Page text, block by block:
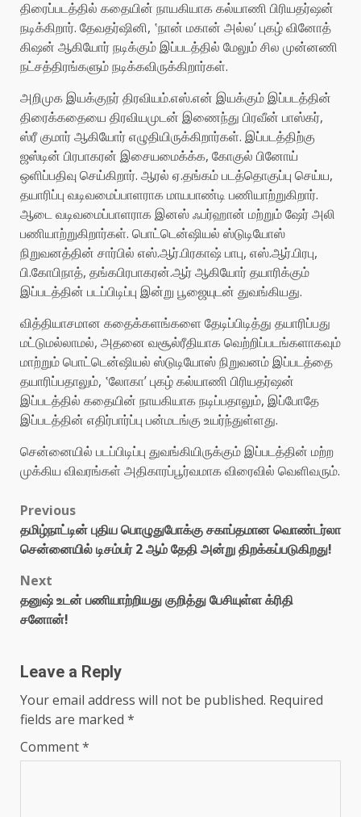
திரைப்படத்தில் கதையின் நாயகியாக கல்யாணி பிரியதர்ஷன்
நடிக்கிறார். தேவதர்ஷினி, ‛நான் மகான் அல்ல’ புகழ் வினோத்
கிஷன் ஆகியோர் நடிக்கும் இப்படத்தில் மேலும் சில முன்னணி
நட்சத்திரங்களும் நடிக்கவிருக்கிறார்கள்.
அறிமுக இயக்குநர் திரவியம்.எஸ்.என் இயக்கும் இப்படத்தின்
திரைக்கதையை திரவியமுடன் இணைந்து பிரவீன் பாஸ்கர்,
ஸ்ரீ குமார் ஆகியோர் எழுதியிருக்கிறார்கள். இப்படத்திற்கு
ஜஸ்டின் பிரபாகரன் இசையமைக்க்க, கோகுல் பினோய்
ஒளிப்பதிவு செய்கிறார். ஆரல் ஏ.தங்கம் படத்தொகுப்பு செய்ய,
தயாரிப்பு வடிவமைப்பாளராக மாயபாண்டி பணியாற்றுகிறார்.
ஆடை வடிவமைப்பாளராக இனஸ் ஃபர்ஹான் மற்றும் ஷேர் அலி
பணியாற்றுகிறார்கள். பொட்டென்ஷியல் ஸ்டுடியோஸ்
நிறுவனத்தின் சார்பில் எஸ்.ஆர்.பிரகாஷ் பாபு, எஸ்.ஆர்.பிரபு,
பி.கோபிநாத், தங்கபிரபாகரன்.ஆர் ஆகியோர் தயாரிக்கும்
இப்படத்தின் படப்பிடிப்பு இன்று பூஜையுடன் துவங்கியது.
வித்தியாசமான கதைக்களங்களை தேடிப்பிடித்து தயாரிப்பது
மட்டுமல்லாமல், அதனை வசூல்ரீதியாக வெற்றிப்படங்களாகவும்
மாற்றும் பொட்டென்ஷியல் ஸ்டுடியோஸ் நிறுவனம் இப்படத்தை
தயாரிப்பதாலும், ‛லோகா’ புகழ் கல்யாணி பிரியதர்ஷன்
இப்படத்தில் கதையின் நாயகியாக நடிப்பதாலும், இப்போதே
இப்படத்தின் எதிர்பார்ப்பு பன்மடங்கு உயர்ந்துள்ளது.
சென்னையில் படப்பிடிப்பு துவங்கியிருக்கும் இப்படத்தின் மற்ற
முக்கிய விவரங்கள் அதிகாரப்பூர்வமாக விரைவில் வெளிவரும்.
Post
navigation
Previous
தமிழ்நாட்டின் புதிய பொழுதுபோக்கு சகாப்தமான வொண்டர்லா
சென்னையில் டிசம்பர் 2 ஆம் தேதி அன்று திறக்கப்படுகிறது!
Next
தனுஷ் உடன் பணியாற்றியது குறித்து பேசியுள்ள க்ரிதி
சனோன்!
Leave a Reply
Your email address will not be published. Required
fields are marked *
Comment*